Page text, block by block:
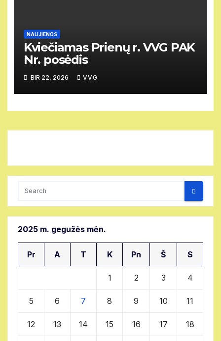
NAUJIENOS
Kviečiamas Prienų r. VVG PAK
Nr. posėdis
BIR 22, 2026 VVG
2025 m. gegužės mėn.
Pr A T K Pn Š S
1 2 3 4
5 6 7 8 9 10 11
12 13 14 15 16 17 18